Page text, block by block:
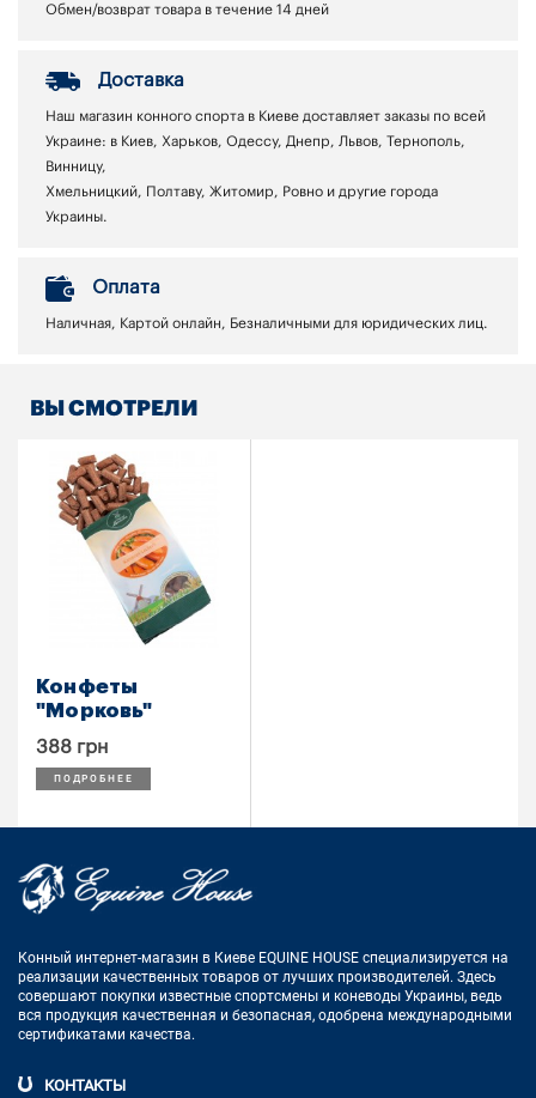
Обмен/возврат товара в течение 14 дней
Доставка
Наш магазин конного спорта в Киеве доставляет заказы по всей
Украине: в Киев, Харьков, Одессу, Днепр, Львов, Тернополь,
Винницу,
Хмельницкий, Полтаву, Житомир, Ровно и другие города
Украины.
Оплата
Наличная, Картой онлайн, Безналичными для юридических лиц.
ВЫ СМОТРЕЛИ
Конфеты
"Морковь"
388 грн
ПОДРОБНЕЕ
Конный интернет-магазин в Киеве EQUINE HOUSE специализируется на
реализации качественных товаров от лучших производителей. Здесь
совершают покупки известные спортсмены и коневоды Украины, ведь
вся продукция качественная и безопасная, одобрена международными
сертификатами качества.
КОНТАКТЫ